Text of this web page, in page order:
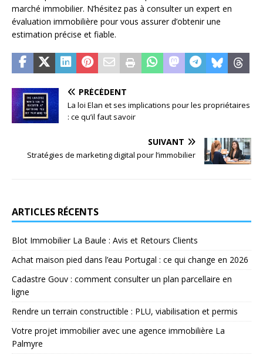
marché immobilier. N’hésitez pas à consulter un expert en
évaluation immobilière pour vous assurer d’obtenir une
estimation précise et fiable.
PRÉCÉDENT
La loi Elan et ses implications pour les propriétaires
: ce qu’il faut savoir
SUIVANT
Stratégies de marketing digital pour l’immobilier
ARTICLES RÉCENTS
Blot Immobilier La Baule : Avis et Retours Clients
Achat maison pied dans l’eau Portugal : ce qui change en 2026
Cadastre Gouv : comment consulter un plan parcellaire en
ligne
Rendre un terrain constructible : PLU, viabilisation et permis
Votre projet immobilier avec une agence immobilière La
Palmyre